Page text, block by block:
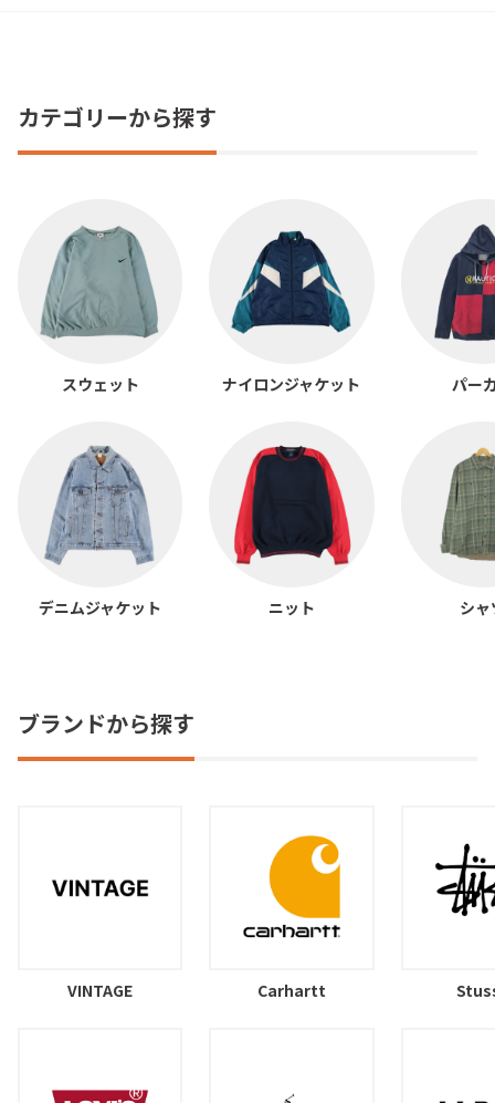
カテゴリーから探す
スウェット ナイロンジャケット パー
デニムジャケット ニット シャ
ブランドから探す
VINTAGE Carhartt